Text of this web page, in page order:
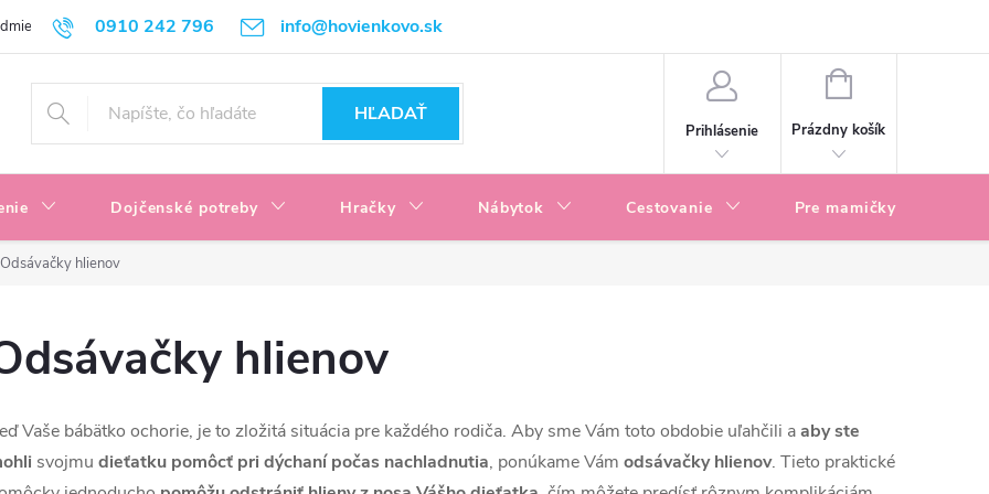
0910 242 796 info@hovienkovo.sk
Podmienky ochrany osobných údajov Reklamačné podmienky
HĽADAŤ
Prihlásenie
NÁKUPNÝ
Prázdny košík
Dojčenské potreby Hračky Nábytok Cestovanie Pre mamičky
Odsávačky hlienov
hlienov
Vaše bábätko ochorie, je to zložitá situácia pre každého rodiča. Aby sme Vám toto obdobie uľahčili aaby ste
svojmu dieťatku pomôcť pri dýchaní počas nachladnutia, ponúkame Vám odsávačky hlienov. Tieto praktické